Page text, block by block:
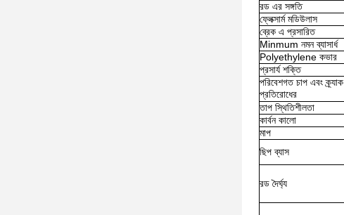
রড এর সঙ্গতি
ফ্লেক্সার্ম মডিউলাস
ব্রেক এ প্রসারিত
Minmum নমন ব্যাসার্ধ
Polyethylene কভার
প্রসার্য শক্তি
পরিবেশগত চাপ এবং ক্র্যাক
প্রতিরোধের
তাপ স্থিতিশীলতা
কার্বন কালো
মাপ
ছিপ ব্যাস
রড দৈর্ঘ্য